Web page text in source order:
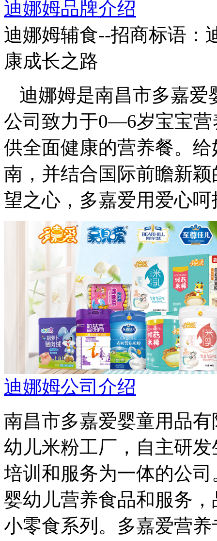
迪娜姆品牌介绍
迪娜姆辅食--招商标语：
康成长之路
迪娜姆是南昌市多嘉爱
公司致力于0—6岁宝宝
供全面健康的营养餐。
南，并结合国际前瞻新
望之心，多嘉爱用爱心
迪娜姆公司介绍
南昌市多嘉爱婴童用品
幼儿米粉工厂，自主研
培训和服务为一体的公
婴幼儿营养食品和服务
小零食系列。多嘉爱营